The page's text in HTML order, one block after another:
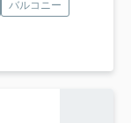
バルコニー